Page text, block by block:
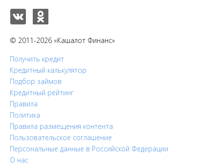
© 2011-2026 «Кашалот Финанс»
Получить кредит
Кредитный калькулятор
Подбор займов
Кредитный рейтинг
Правила
Политика
Правила размещения контента
Пользовательское соглашение
Персональные данные в Российской Федерации
О нас